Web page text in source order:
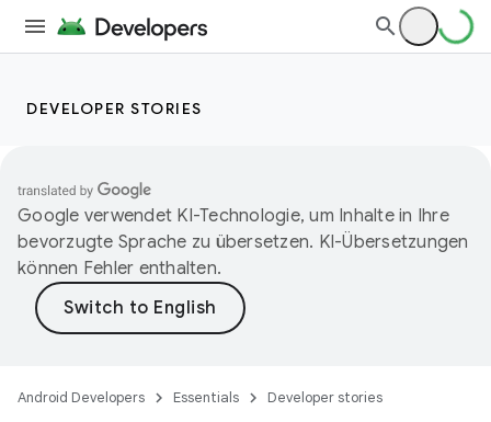
DEVELOPER STORIES
Google verwendet KI-Technologie, um Inhalte in Ihre
bevorzugte Sprache zu übersetzen. KI-Übersetzungen
können Fehler enthalten.
Android Developers Essentials Developer stories